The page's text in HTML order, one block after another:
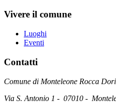
Vivere il comune
Luoghi
Eventi
Contatti
Comune di Monteleone Rocca
Via S. Antonio 1 - 07010 -